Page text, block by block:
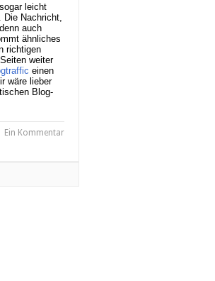
leicht
Nachricht,
auch
ähnliches
richtigen
weiter
einen
wäre lieber
Blog-
Ein Kommentar